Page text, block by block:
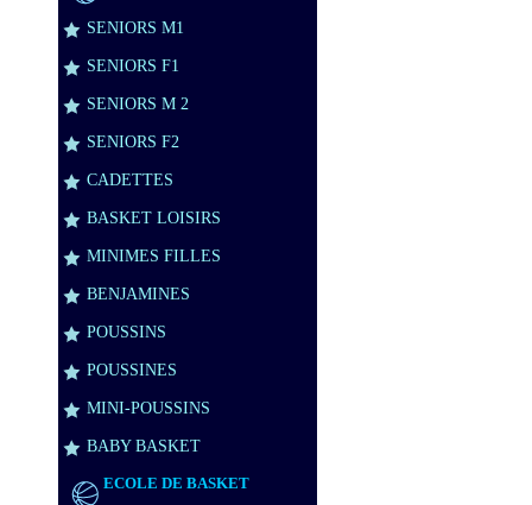
SENIORS M1
SENIORS F1
SENIORS M 2
SENIORS F2
CADETTES
BASKET LOISIRS
MINIMES FILLES
BENJAMINES
POUSSINS
POUSSINES
MINI-POUSSINS
BABY BASKET
ECOLE DE BASKET